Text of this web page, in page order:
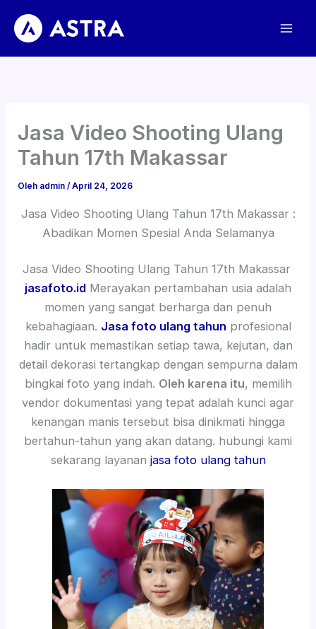
konten
Jasa Video Shooting Ulang
Tahun 17th Makassar
Oleh admin/April 24, 2026
Jasa Video Shooting Ulang Tahun 17th Makassar :
Abadikan Momen Spesial Anda Selamanya
Jasa Video Shooting Ulang Tahun 17th Makassar
jasafoto.id Merayakan pertambahan usia adalah
momen yang sangat berharga dan penuh
kebahagiaan. Jasa foto ulang tahun profesional
hadir untuk memastikan setiap tawa, kejutan, dan
detail dekorasi tertangkap dengan sempurna dalam
bingkai foto yang indah. Oleh karena itu, memilih
vendor dokumentasi yang tepat adalah kunci agar
kenangan manis tersebut bisa dinikmati hingga
bertahun-tahun yang akan datang. hubungi kami
sekarang layanan jasa foto ulang tahun